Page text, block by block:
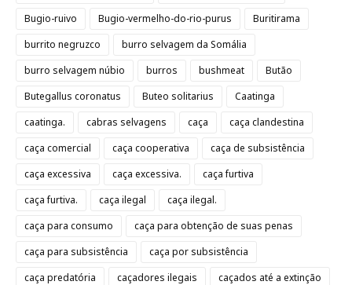
Bugio-ruivo
Bugio-vermelho-do-rio-purus
Buritirama
burrito negruzco
burro selvagem da Somália
burro selvagem núbio
burros bushmeat
Butão
Butegallus coronatus
Buteo solitarius
Caatinga
caatinga.
cabras selvagens caça
caça clandestina
caça comercial
caça cooperativa
caça de subsistência
caça excessiva
caça excessiva.
caça furtiva
caça furtiva.
caça ilegal
caça ilegal.
caça para consumo
caça para obtenção de suas penas
caça para subsistência
caça por subsistência
caça predatória
caçadores ilegais
caçados até a extinção